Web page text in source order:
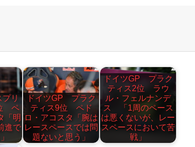
リ
ペ
「明
進で
ドイツGP プラク
ティス9位 ペド
ロ・アコスタ「腕は
レースペースでは問
題ないと思う」
ドイツGP プラク
ティス2位 ラウ
ル・フェルナンデ
ス 「1周のペース
は悪くないが、レー
スペースにおいて苦
戦」